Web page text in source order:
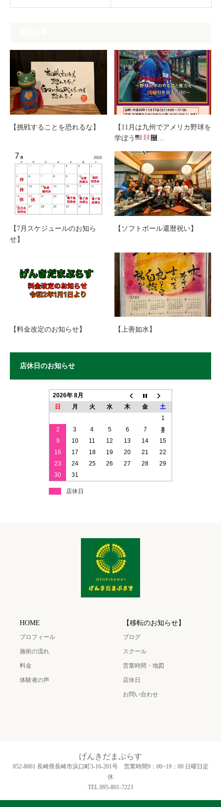
【挑戦することを恐れるな】
【11月は九州でアメリカ野球を
学ぼう
࿠…
【7月スケジュールのお知ら
せ】
【ソフトボール還暦祝い】
【料金改定のお知らせ】 【上善如水】
店休日のお知らせ
2026年 8月
日
月 火 水 木 金
土
1
2
3 4 5 6 7
8
9
10 11 12 13 14
15
16
17 18 19 20 21
22
23
24 25 26 27 28
29
30
31
店休日
HOME
プロフィール
施術の流れ
料金
体験者の声
【移転のお知らせ】
ブログ
スクール
営業時間・地図
店休日
お問い合わせ
げんきだまぷらす
852-8061 長崎県長崎市浜口町3‐16‐201号 営業時間9：00~19：00 日曜日定
休
TEL.095-801-7223